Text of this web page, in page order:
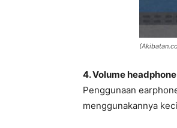
4. Volume
Penggunaan
menggunakannya